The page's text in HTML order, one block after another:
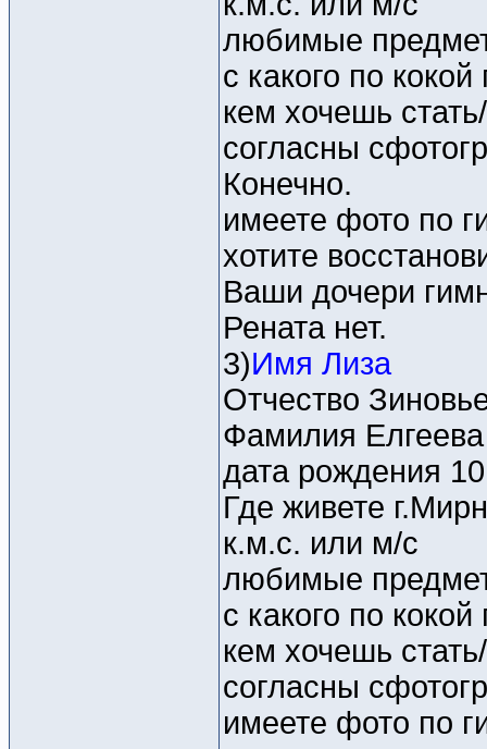
любимые
с какого по
кем хочешь
согласны
Конечно.
имеете фото по
хотите
Ваши дочери
Рената нет.
3)Имя Лиза
Отчество
Фамилия Елгеева
дата рождения
Где живете
к.м.с. или м/c
любимые
с какого по
кем хочешь
согласны
имеете фото по